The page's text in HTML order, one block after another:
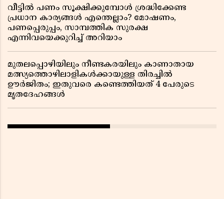
വീട്ടിൽ പണം സൂക്ഷിക്കുമ്പോൾ ശ്രദ്ധിക്കേണ്ട
പ്രധാന കാര്യങ്ങൾ എന്തെല്ലാം? മോഷണം,
പണപ്പെരുപ്പം, സാമ്പത്തിക സുരക്ഷ
എന്നിവയെക്കുറിച്ച് അറിയാം
മുതലപ്പൊഴിയിലും നീണ്ടകരയിലും കാണാതായ
മത്സ്യത്തൊഴിലാളികൾക്കായുള്ള തിരച്ചിൽ
ഊർജിതം; ഇതുവരെ കണ്ടെത്തിയത് 4 പേരുടെ
മൃതദേഹങ്ങൾ